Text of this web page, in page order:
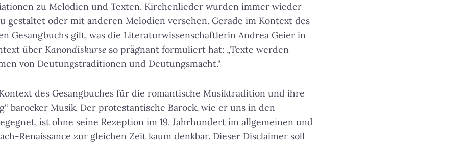
zu Melodien und Texten. Kirchenlieder wurden immer wieder
gestaltet oder mit anderen Melodien versehen. Gerade im Kontext des
Gesangbuchs gilt, was die Literaturwissenschaftlerin Andrea Geier in
über Kanondiskurse so prägnant formuliert hat: „Texte werden
von Deutungstraditionen und Deutungsmacht.“
des Gesangbuches für die romantische Musiktradition und ihre
barocker Musik. Der protestantische Barock, wie er uns in den
ist ohne seine Rezeption im 19. Jahrhundert im allgemeinen und
Renaissance zur gleichen Zeit kaum denkbar. Dieser Disclaimer soll